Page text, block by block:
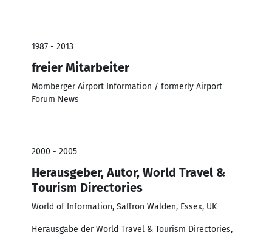
1987 - 2013
freier Mitarbeiter
Momberger Airport Information / formerly Airport
Forum News
2000 - 2005
Herausgeber, Autor, World Travel &
Tourism Directories
World of Information, Saffron Walden, Essex, UK
Herausgabe der World Travel & Tourism Directories,